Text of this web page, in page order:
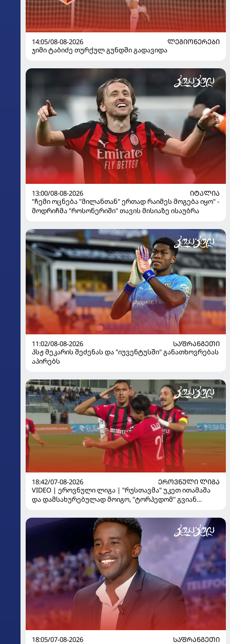
14:05/08-08-2026
ᲚᲔᲒᲘᲝᲜᲔᲠᲔᲑᲘ
ჯიმი ტაბიძე თურქულ გუნდში გადავიდა
13:00/08-08-2026
ᲘᲢᲐᲚᲘᲐ
"ჩემი ოცნება "მილანთან" ერთად რაიმეს მოგება იყო" -
მოდრიჩმა "როსონერიში" თავის მისიაზე ისაუბრა
11:02/08-08-2026
ᲡᲐᲤᲠᲐᲜᲒᲔᲗᲘ
პსჟ მეკარის შეძენას და "იუვენტუსში" განათხოვრებას
აპირებს
18:42/07-08-2026
ᲔᲠᲝᲕᲜᲣᲚᲘ ᲚᲘᲒᲐ
VIDEO | ეროვნული ლიგა | "რუსთავმა" უკეთ ითამაშა
და დამსახურებულად მოიგო, "ტორპედომ" გვიან
18:05/07-08-2026
ᲡᲐᲤᲠᲐᲜᲒᲔᲗᲘ